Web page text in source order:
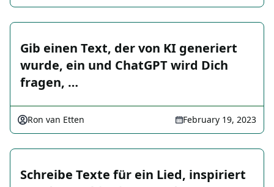
Gib einen Text, der von KI generiert
wurde, ein und ChatGPT wird Dich
fragen, …
Ron van Etten February 19, 2023
Schreibe Texte für ein Lied, inspiriert